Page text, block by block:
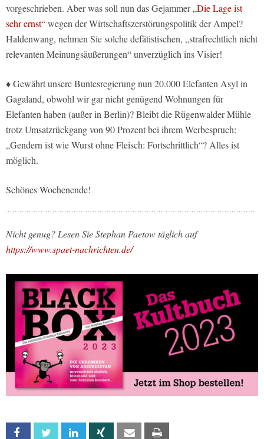
vorgeschrieben. Aber was soll nun das Gejammer„Die Lage ist
sehr ernst“wegen der Wirtschaftszerstörungspolitik der Ampel?
Haldenwang, nehmen Sie solche defätistischen, „strafrechtlich nicht
relevanten Meinungsäußerungen“ unverzüglich ins Visier!
♦ Gewährt unsere Buntesregierung nun 20.000 Elefanten Asyl in
Gagaland, obwohl wir gar nicht genügend Wohnungen für
Elefanten haben (außer in Berlin)? Bleibt die Rügenwalder Mühle
trotz Umsatzrückgang von 90 Prozent bei ihrem Werbespruch:
„Gendern ist wie Wurst ohne Fleisch: Fortschrittlich“? Alles ist
möglich.
Schönes Wochenende!
Nicht genug? Lesen Sie Stephan Paetow täglich auf
https://www.spaet-nachrichten.de/
Facebook Twitter Linkedin Xing Email